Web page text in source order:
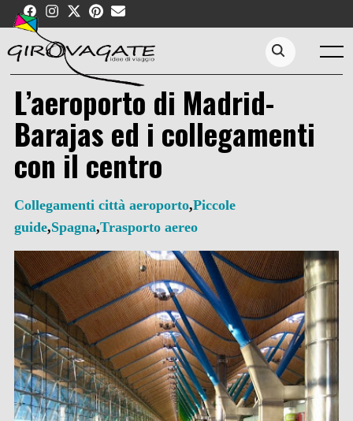
Skip
content
Menu
Search...
L’aeroporto di Madrid-
Barajas ed i collegamenti
con il centro
Collegamenti città aeroporto,Piccole
guide,Spagna,Trasporto aereo